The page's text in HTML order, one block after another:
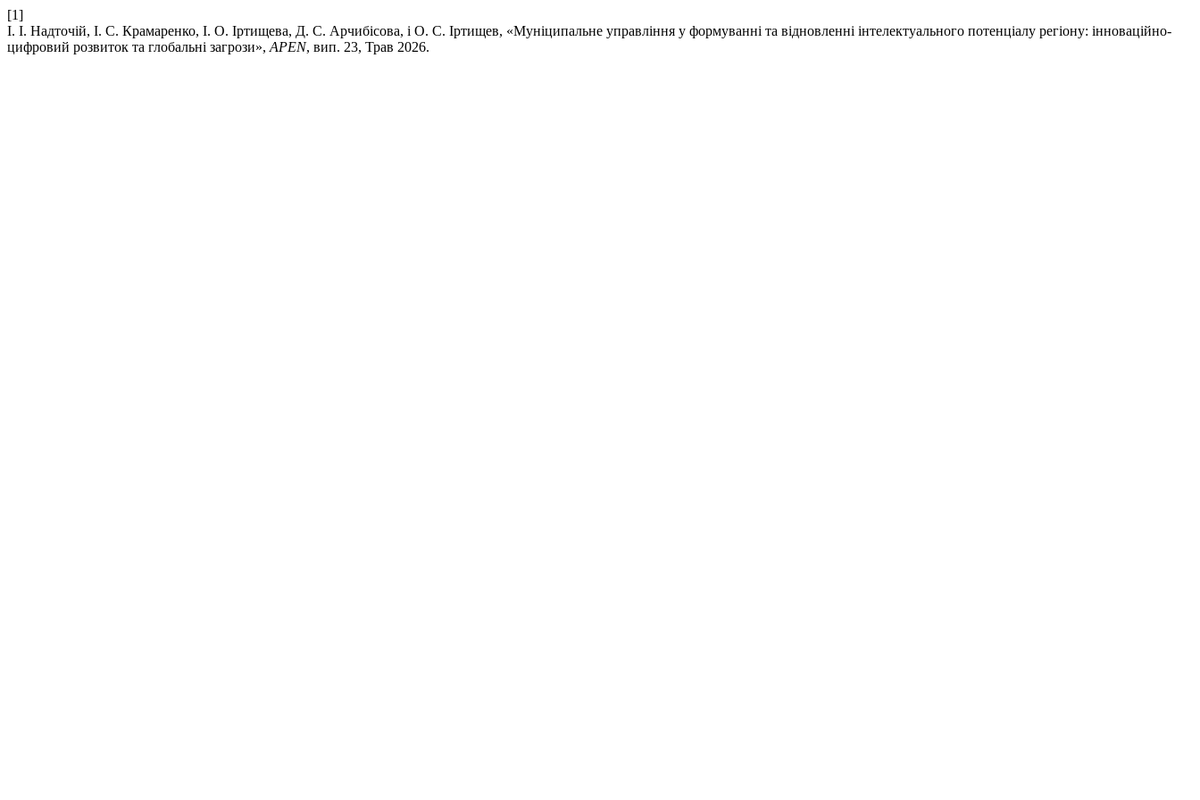
[1]
І. І. Надточій, І. С. Крамаренко, І. О. Іртищева, Д. С. Арчибісова, і О. С. Іртищев, «Муніципальне управління у формуванні та відновленні інтелектуального потенціалу регіону: інноваційно-
цифровий розвиток та глобальні загрози», APEN, вип. 23, Трав 2026.